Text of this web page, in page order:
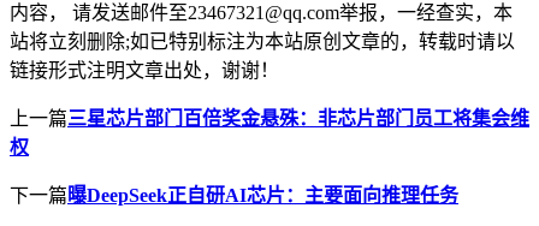
内容， 请发送邮件至23467321@qq.com举报，一经查实，本
站将立刻删除;如已特别标注为本站原创文章的，转载时请以
链接形式注明文章出处，谢谢！
上一篇三星芯片部门百倍奖金悬殊：非芯片部门员工将集会维
权
下一篇曝DeepSeek正自研AI芯片：主要面向推理任务